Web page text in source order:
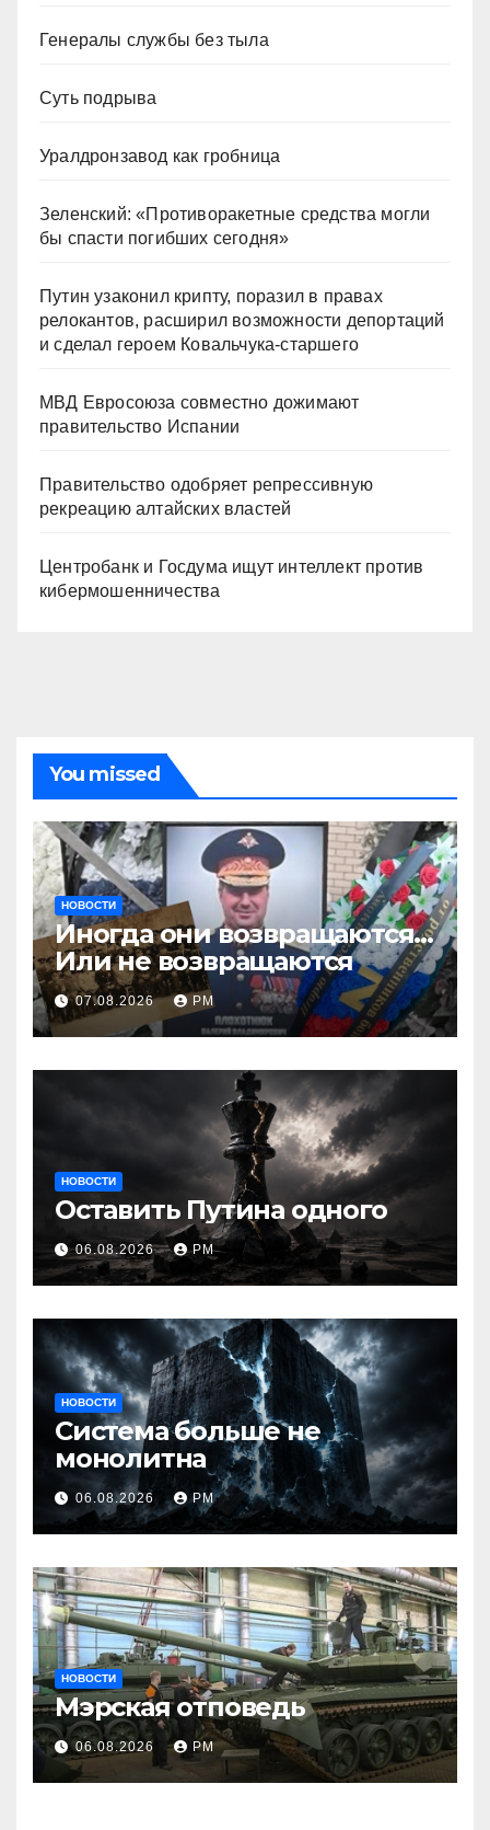
Генералы службы без тыла
Суть подрыва
Уралдронзавод как гробница
Зеленский: «Противоракетные средства могли
бы спасти погибших сегодня»
Путин узаконил крипту, поразил в правах
релокантов, расширил возможности депортаций
и сделал героем Ковальчука-старшего
МВД Евросоюза совместно дожимают
правительство Испании
Правительство одобряет репрессивную
рекреацию алтайских властей
Центробанк и Госдума ищут интеллект против
кибермошенничества
You missed
НОВОСТИ
Иногда они возвращаются…
Или не возвращаются
07.08.2026 РМ
НОВОСТИ
Оставить Путина одного
06.08.2026 РМ
НОВОСТИ
Система больше не
монолитна
06.08.2026 РМ
НОВОСТИ
Мэрская отповедь
06.08.2026 РМ